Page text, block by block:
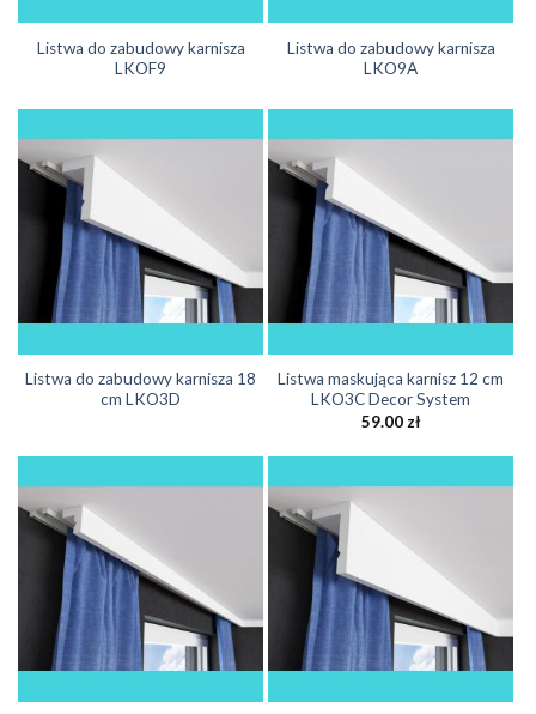
Listwa do zabudowy karnisza
LKOF9
Listwa do zabudowy karnisza
LKO9A
Listwa do zabudowy karnisza 18
cm LKO3D
Listwa maskująca karnisz 12 cm
LKO3C Decor System
59.00 zł